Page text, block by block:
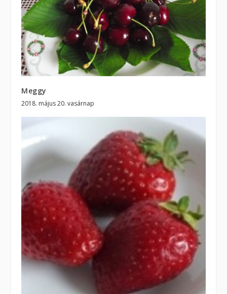
Meggy
2018. május 20. vasárnap